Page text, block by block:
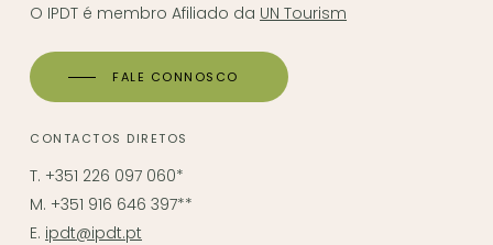
O IPDT é membro Afiliado da UN Tourism
FALE CONNOSCO
CONTACTOS DIRETOS
T. +351 226 097 060*
M. +351 916 646 397**
E. ipdt@ipdt.pt